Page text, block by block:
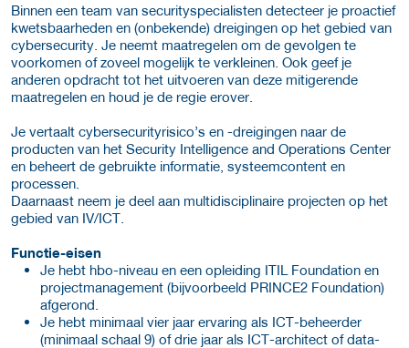
Binnen een team van securityspecialisten detecteer je proactief
kwetsbaarheden en (onbekende) dreigingen op het gebied van
cybersecurity. Je neemt maatregelen om de gevolgen te
voorkomen of zoveel mogelijk te verkleinen. Ook geef je
anderen opdracht tot het uitvoeren van deze mitigerende
maatregelen en houd je de regie erover.
Je vertaalt cybersecurityrisico’s en -dreigingen naar de
producten van het Security Intelligence and Operations Center
en beheert de gebruikte informatie, systeemcontent en
processen.
Daarnaast neem je deel aan multidisciplinaire projecten op het
gebied van IV/ICT.
Functie-eisen
Je hebt hbo-niveau en een opleiding ITIL Foundation en
projectmanagement (bijvoorbeeld PRINCE2 Foundation)
afgerond.
Je hebt minimaal vier jaar ervaring als ICT-beheerder
(minimaal schaal 9) of drie jaar als ICT-architect of data-